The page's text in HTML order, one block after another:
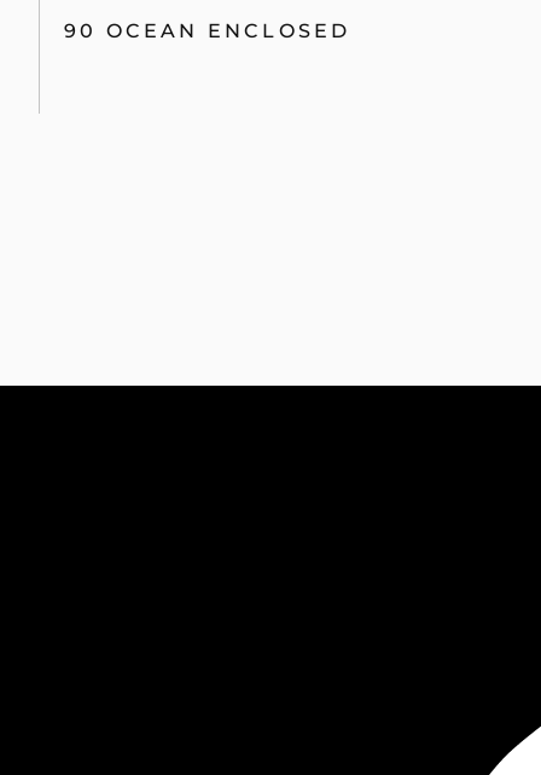
90 OCEAN ENCLOSED